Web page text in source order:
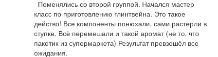
класс по приготовлению глинтвейна. Это такое
действо! Все компоненты понюхали, сами растерли в
ступке. Всё перемешали и такой аромат (не то, что
пакетик из супермаркета) Результат превзошёл все
ожидания.